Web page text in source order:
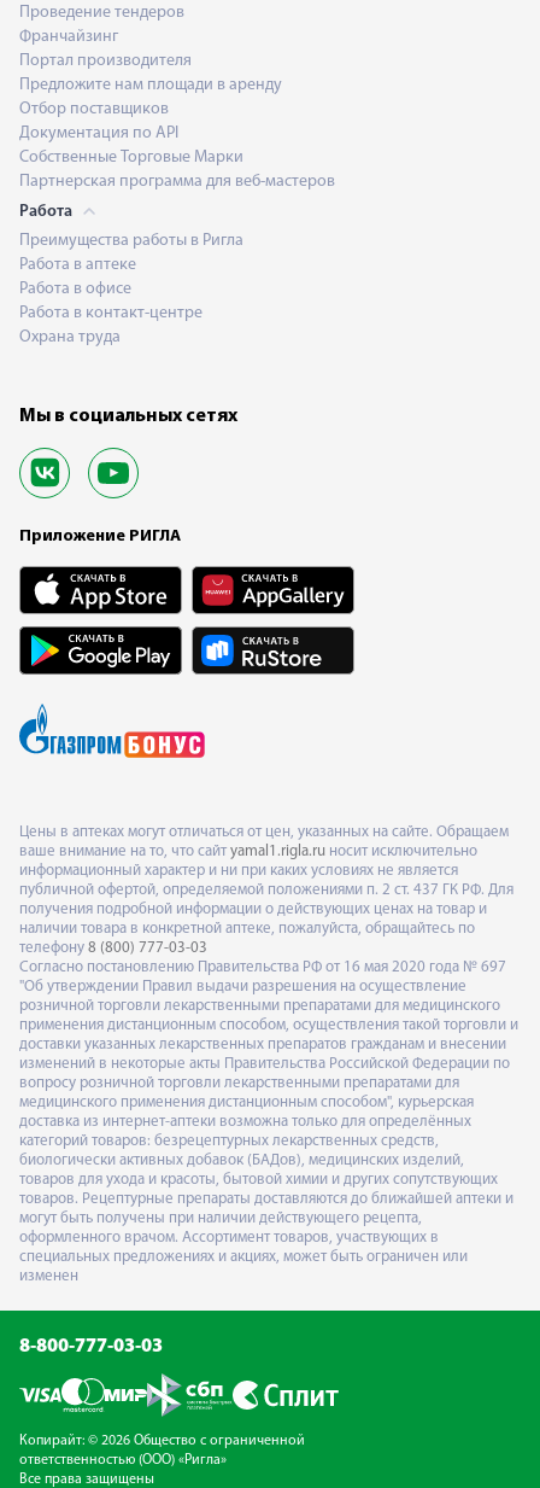
Проведение тендеров
Франчайзинг
Портал производителя
Предложите нам площади в аренду
Отбор поставщиков
Документация по API
Собственные Торговые Марки
Партнерская программа для веб-мастеров
Работа
Преимущества работы в Ригла
Работа в аптеке
Работа в офисе
Работа в контакт-центре
Охрана труда
Мы в социальных сетях
Приложение РИГЛА
Цены в аптеках могут отличаться от цен, указанных на сайте. Обращаем
ваше внимание на то, что сайт yamal1.rigla.ru носит исключительно
информационный характер и ни при каких условиях не является
публичной офертой, определяемой положениями п. 2 ст. 437 ГК РФ. Для
получения подробной информации о действующих ценах на товар и
наличии товара в конкретной аптеке, пожалуйста, обращайтесь по
телефону 8 (800) 777-03-03
Согласно постановлению Правительства РФ от 16 мая 2020 года № 697
"Об утверждении Правил выдачи разрешения на осуществление
розничной торговли лекарственными препаратами для медицинского
применения дистанционным способом, осуществления такой торговли и
доставки указанных лекарственных препаратов гражданам и внесении
изменений в некоторые акты Правительства Российской Федерации по
вопросу розничной торговли лекарственными препаратами для
медицинского применения дистанционным способом", курьерская
доставка из интернет-аптеки возможна только для определённых
категорий товаров: безрецептурных лекарственных средств,
биологически активных добавок (БАДов), медицинских изделий,
товаров для ухода и красоты, бытовой химии и других сопутствующих
товаров. Рецептурные препараты доставляются до ближайшей аптеки и
могут быть получены при наличии действующего рецепта,
оформленного врачом. Ассортимент товаров, участвующих в
специальных предложениях и акциях, может быть ограничен или
изменен
8-800-777-03-03
Копирайт: © 2026 Общество с ограниченной
ответственностью (ООО) «Ригла»
Все права защищены